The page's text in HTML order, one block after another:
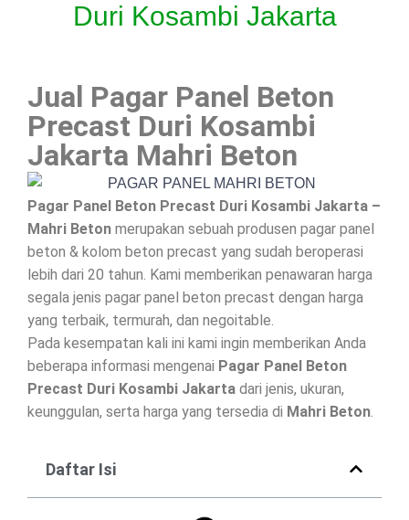
Duri Kosambi Jakarta
Jual Pagar Panel Beton
Precast Duri Kosambi
Jakarta Mahri Beton
Pagar Panel Beton Precast Duri Kosambi Jakarta –
Mahri Beton merupakan sebuah produsen pagar panel
beton & kolom beton precast yang sudah beroperasi
lebih dari 20 tahun. Kami memberikan penawaran harga
segala jenis pagar panel beton precast dengan harga
yang terbaik, termurah, dan negoitable.
Pada kesempatan kali ini kami ingin memberikan Anda
beberapa informasi mengenai Pagar Panel Beton
Precast Duri Kosambi Jakarta dari jenis, ukuran,
keunggulan, serta harga yang tersedia di Mahri Beton
Daftar Isi